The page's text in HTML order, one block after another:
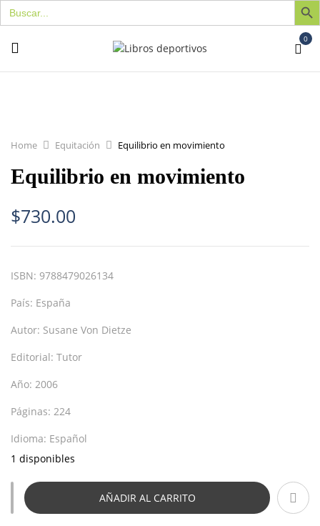
Buscar:
0
Home Equitación Equilibrio en movimiento
Equilibrio en movimiento
$730.00
ISBN: 9788479026134
País: España
Autor: Susane Von Dietze
Editorial: Tutor
Año: 2006
Páginas: 224
Idioma: Español
1 disponibles
AÑADIR AL CARRITO